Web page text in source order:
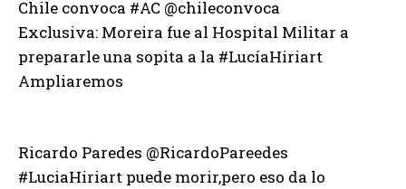
Chile convoca #AC ‏@chileconvoca
Exclusiva: Moreira fue al Hospital Militar a
prepararle una sopita a la #LucíaHiriart
Ampliaremos
Ricardo Paredes ‏@RicardoPareedes
#LuciaHiriart puede morir,pero eso da lo